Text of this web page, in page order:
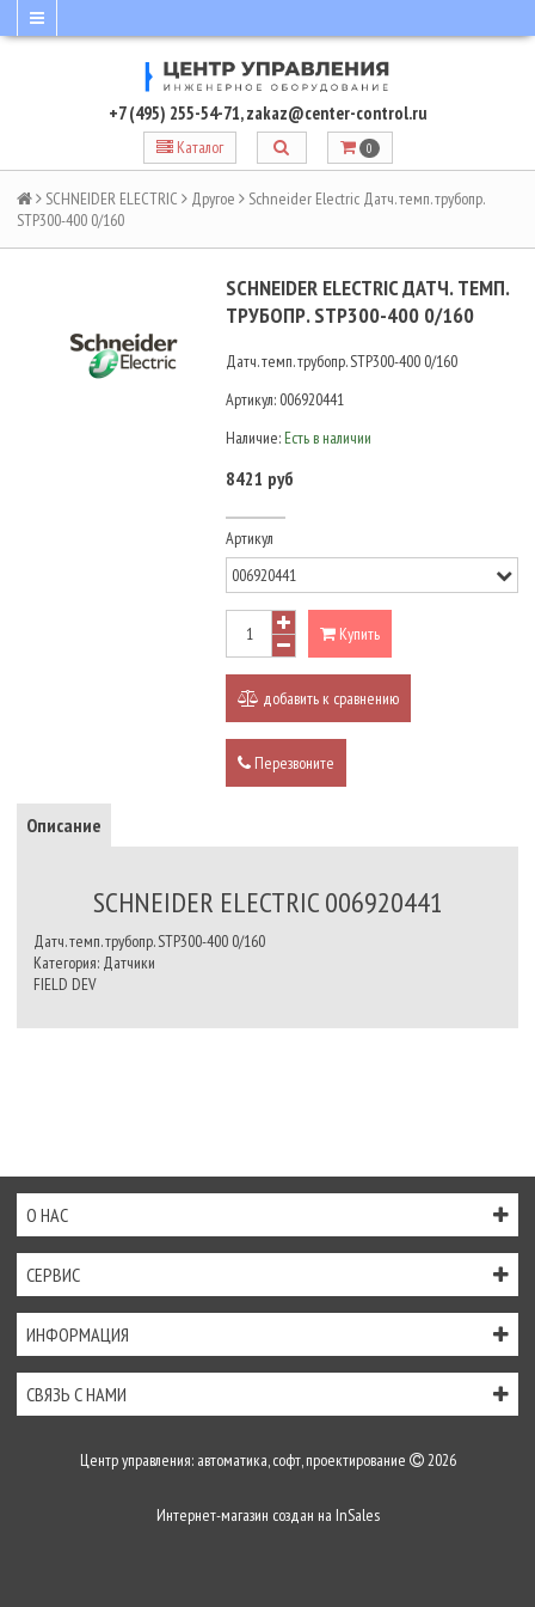
+7 (495) 255-54-71,zakaz@center-control.ru
Каталог 0
SCHNEIDER ELECTRIC Другое
Schneider Electric Датч. темп. трубопр.
STP300-400 0/160
SCHNEIDER ELECTRIC ДАТЧ. ТЕМП.
ТРУБОПР. STP300-400 0/160
Датч. темп. трубопр. STP300-400 0/160
Артикул: 006920441
Наличие: Есть в наличии
8421 руб
Артикул
Купить
добавить к сравнению
Перезвоните
Описание
SCHNEIDER ELECTRIC 006920441
Датч. темп. трубопр. STP300-400 0/160
Категория: Датчики
FIELD DEV
О НАС
СЕРВИС
ИНФОРМАЦИЯ
СВЯЗЬ С НАМИ
Центр управления: автоматика, софт, проектирование 2026
Интернет-магазин создан на InSales